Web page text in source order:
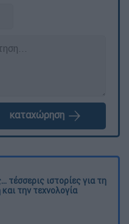
καταχώρηση
τέσσερις ιστορίες για τη
την τεχνολογία